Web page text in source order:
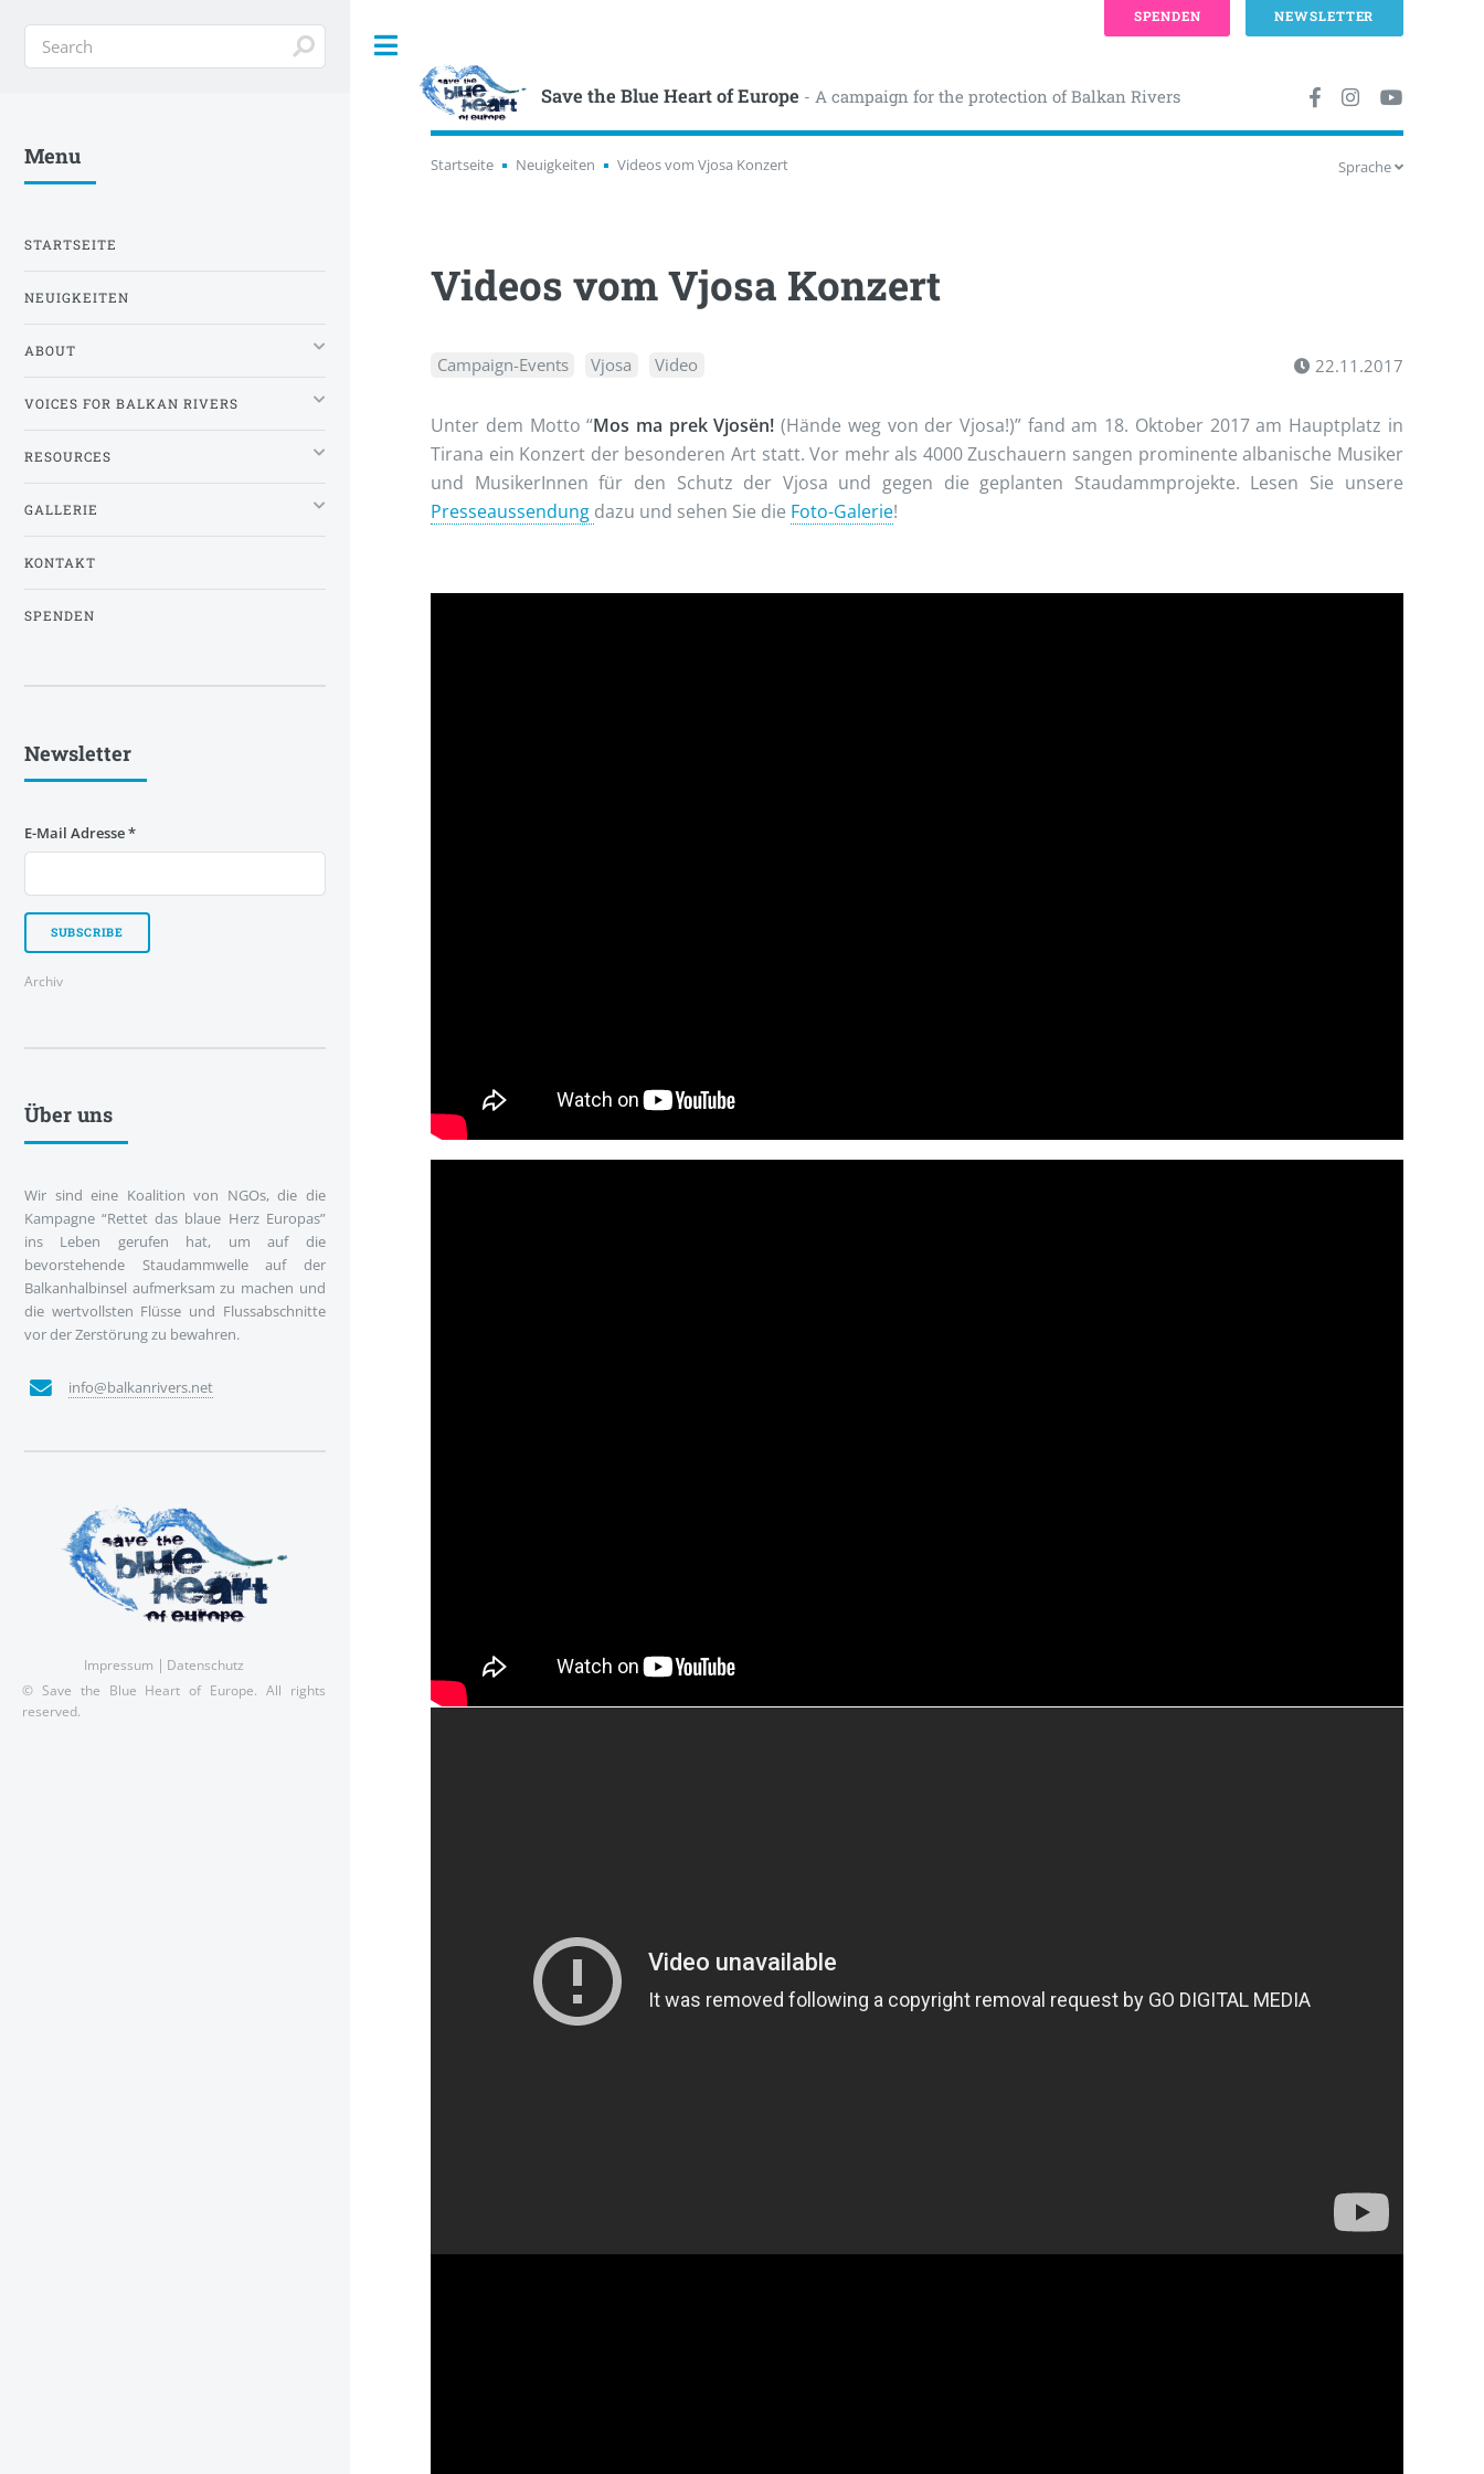
Save the Blue Heart of Europe - A campaign for the protection of Balkan Rivers
Startseite Neuigkeiten Videos vom Vjosa Konzert Sprache
Videos vom Vjosa Konzert
Campaign-Events Vjosa Video 22.11.2017
Unter dem Motto “Mos ma prek Vjosën! (Hände weg von der Vjosa!)” fand am 18. Oktober 2017 am Hauptplatz in
Tirana ein Konzert der besonderen Art statt. Vor mehr als 4000 Zuschauern sangen prominente albanische Musiker
und MusikerInnen für den Schutz der Vjosa und gegen die geplanten Staudammprojekte. Lesen Sie unsere
Presseaussendung dazu und sehen Sie die Foto-Galerie!
Menu
STARTSEITE
NEUIGKEITEN
ABOUT
VOICES FOR BALKAN RIVERS
RESOURCES
GALLERIE
KONTAKT
SPENDEN
Newsletter
E-Mail Adresse*
Archiv
Über uns
Wir sind eine Koalition von NGOs, die die
Kampagne “Rettet das blaue Herz Europas”
ins Leben gerufen hat, um auf die
bevorstehende Staudammwelle auf der
Balkanhalbinsel aufmerksam zu machen und
die wertvollsten Flüsse und Flussabschnitte
vor der Zerstörung zu bewahren.
info@balkanrivers.net
Impressum
Datenschutz
© Save the Blue Heart of Europe. All rights
reserved.
SPENDEN NEWSLETTER